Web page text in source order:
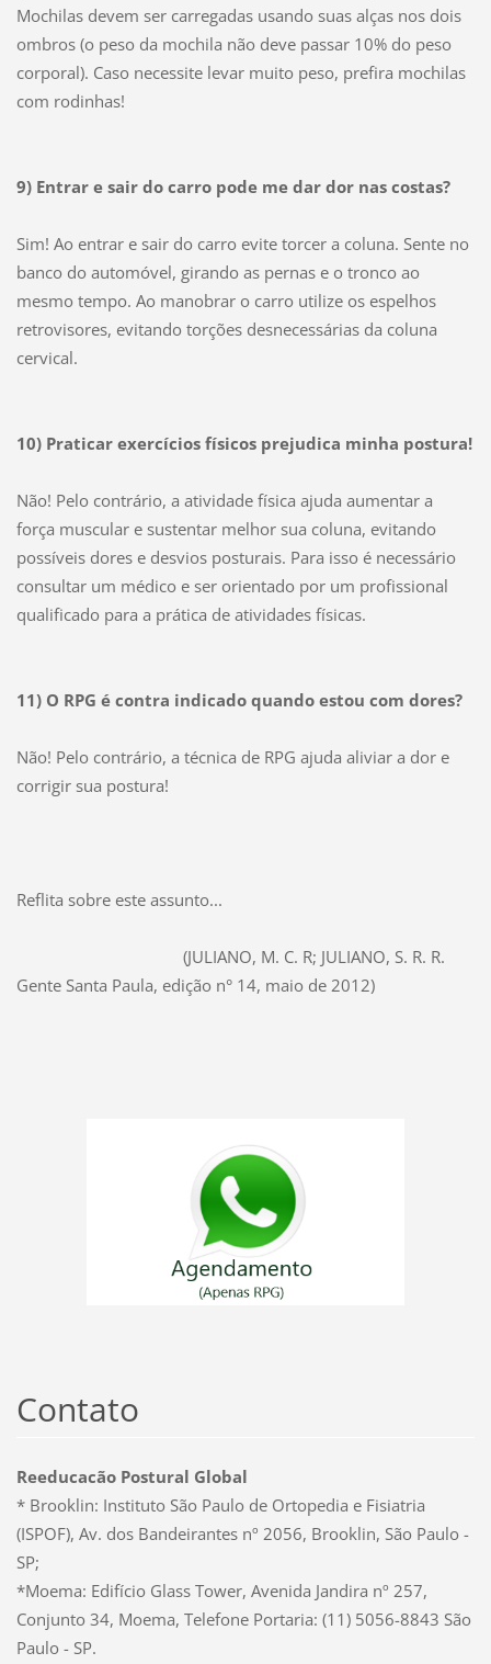
Mochilas devem ser carregadas usando suas alças nos dois
ombros (o peso da mochila não deve passar 10% do peso
corporal). Caso necessite levar muito peso, prefira mochilas
com rodinhas!
9) Entrar e sair do carro pode me dar dor nas costas?
Sim! Ao entrar e sair do carro evite torcer a coluna. Sente no
banco do automóvel, girando as pernas e o tronco ao
mesmo tempo. Ao manobrar o carro utilize os espelhos
retrovisores, evitando torções desnecessárias da coluna
cervical.
10) Praticar exercícios físicos prejudica minha postura!
Não! Pelo contrário, a atividade física ajuda aumentar a
força muscular e sustentar melhor sua coluna, evitando
possíveis dores e desvios posturais. Para isso é necessário
consultar um médico e ser orientado por um profissional
qualificado para a prática de atividades físicas.
11) O RPG é contra indicado quando estou com dores?
Não! Pelo contrário, a técnica de RPG ajuda aliviar a dor e
corrigir sua postura!
Reflita sobre este assunto...
(JULIANO, M. C. R; JULIANO, S. R. R.
Gente Santa Paula, edição n° 14, maio de 2012)
Contato
Reeducacão Postural Global
* Brooklin: Instituto São Paulo de Ortopedia e Fisiatria
(ISPOF), Av. dos Bandeirantes nº 2056, Brooklin, São Paulo -
SP;
*Moema: Edifício Glass Tower, Avenida Jandira nº 257,
Conjunto 34, Moema, Telefone Portaria: (11) 5056-8843 São
Paulo - SP.